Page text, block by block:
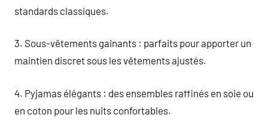
standards classiques.
3. Sous-vêtements gainants : parfaits pour apporter un
maintien discret sous les vêtements ajustés.
4. Pyjamas élégants : des ensembles raffinés en soie ou
en coton pour les nuits confortables.